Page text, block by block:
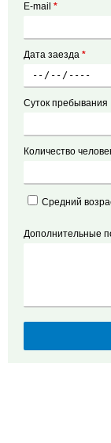
E-mail *
Дата заезда *
Суток пребывания
Количество
Средний
Дополнительные